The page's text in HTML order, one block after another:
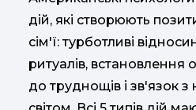
дій, які створюють
сім'ї: турботливі
ритуалів, встановлення
до труднощів і зв'язок